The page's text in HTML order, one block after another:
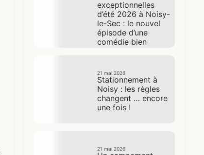
exceptionnelles
d’été 2026 à Noisy-
le-Sec : le nouvel
épisode d’une
comédie bien
21 mai 2026
Stationnement à
Noisy : les règles
changent … encore
une fois !
21 mai 2026